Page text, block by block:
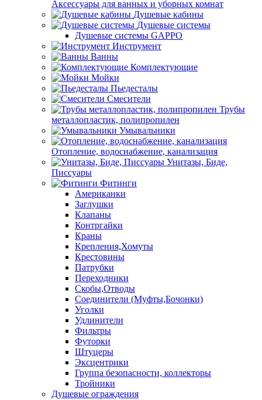
Аксессуары для ванных и уборных комнат
Душевые кабины
Душевые системы
Душевые системы GAPPO
Инструмент
Ванны
Комплектующие
Мойки
Пьедесталы
Смесители
Трубы
металлопластик, полипропилен
Умывальники
Отопление, водоснабжение, канализация
Унитазы, Биде,
Писсуары
Фитинги
Американки
Заглушки
Клапаны
Контргайки
Краны
Крепления,Хомуты
Крестовины
Патрубки
Переходники
Скобы,Отводы
Соединители (Муфты,Бочонки)
Уголки
Удлинители
Фильтры
Футорки
Штуцеры
Эксцентрики
Группа безопасности, коллекторы
Тройники
Душевые ограждения